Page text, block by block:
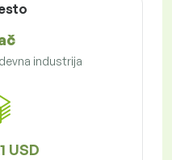
industrija
USD